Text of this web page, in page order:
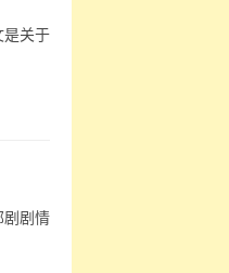
是关于
剧剧情